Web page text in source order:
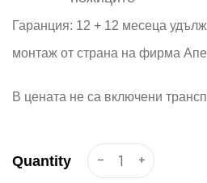
Гаранция: 12 + 12 месeца
монтаж от страна на фирма
В цената не са включени
Quantity - +